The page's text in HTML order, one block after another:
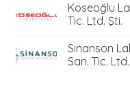
Köseoğlu
Tic. Ltd. Şti.
Sinanson
San. Tic.